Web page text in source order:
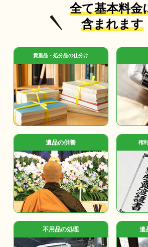
全て基本料金
含まれます
貴重品・処分品の仕分け
遺品の供養 権
不用品の処理 遺